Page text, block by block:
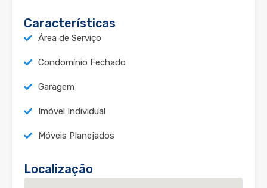
Características
Área de Serviço
Condomínio Fechado
Garagem
Imóvel Individual
Móveis Planejados
Localização